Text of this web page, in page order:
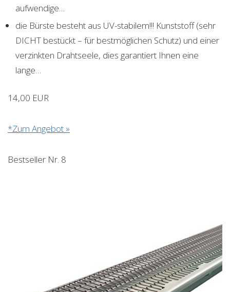
aufwendige…
die Bürste besteht aus UV-stabilem!!! Kunststoff (sehr
DICHT bestückt – für bestmöglichen Schutz) und einer
verzinkten Drahtseele, dies garantiert Ihnen eine
lange…
14,00 EUR
*Zum Angebot »
Bestseller Nr. 8